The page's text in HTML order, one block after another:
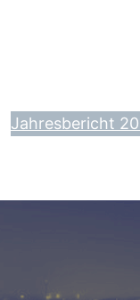
Jahresbericht